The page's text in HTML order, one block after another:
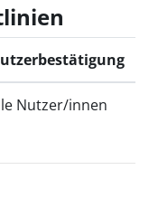
Nutzer/innen